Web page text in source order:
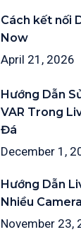
Cách kết nối
Now
April 21, 2026
Hướng Dẫn
VAR Trong
Đá
December 1,
Hướng Dẫn
Nhiều Camera
November 23,